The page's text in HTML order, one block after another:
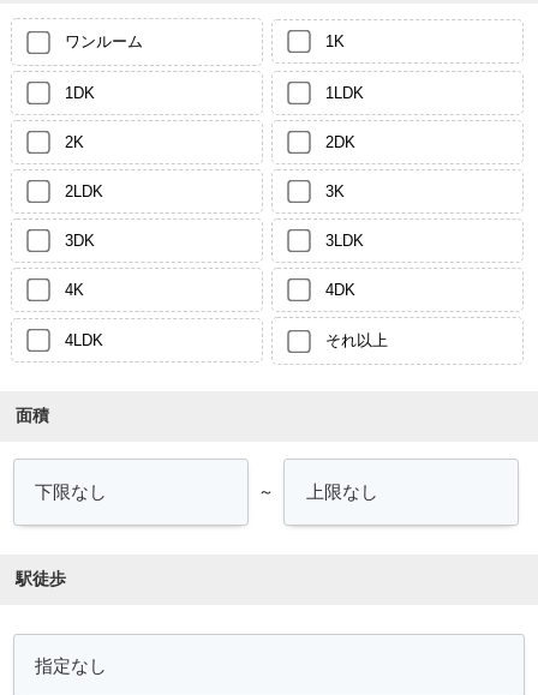
ワンルーム 1K
1DK 1LDK
2K 2DK
2LDK 3K
3DK 3LDK
4K 4DK
4LDK それ以上
面積
～
駅徒歩